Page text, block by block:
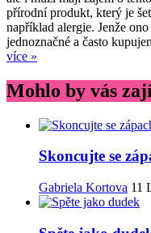
přírodní produkt, který je
například alergie. Jenže
jednoznačné a často
více »
Mohlo by vás
Skoncujte se
Gabriela Kortova 11